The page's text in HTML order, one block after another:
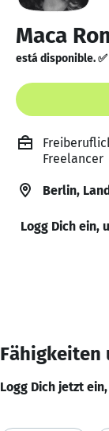
Maca
está disponible. ✅
Freelancer
Berlin,
Logg Dich ein,
Fähigkeiten
Logg Dich jetzt